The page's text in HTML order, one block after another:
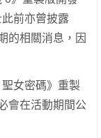
前亦曾披露
的相關消息，因
女密碼》重製
會在活動期間公